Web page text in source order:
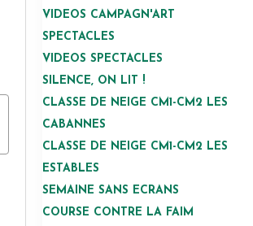
VIDEOS CAMPAGN'ART
SPECTACLES
VIDEOS SPECTACLES
SILENCE, ON LIT !
CLASSE DE NEIGE CM1-CM2 LES
CABANNES
CLASSE DE NEIGE CM1-CM2 LES
ESTABLES
SEMAINE SANS ECRANS
COURSE CONTRE LA FAIM